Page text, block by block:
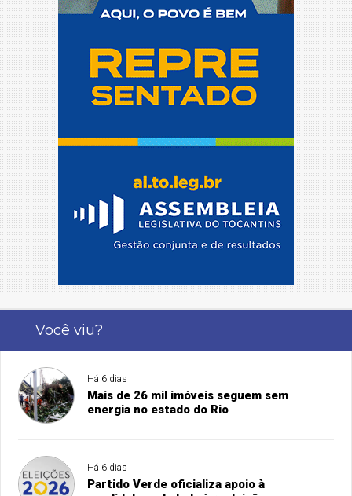
Você viu?
Há 6 dias
Mais de 26 mil imóveis seguem sem
energia no estado do Rio
Há 6 dias
Partido Verde oficializa apoio à